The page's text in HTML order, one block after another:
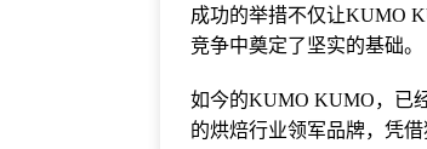
成功的举措不仅让KUMO
竞争中奠定了坚实的基础。
如今的KUMO KUMO，已
的烘焙行业领军品牌，凭